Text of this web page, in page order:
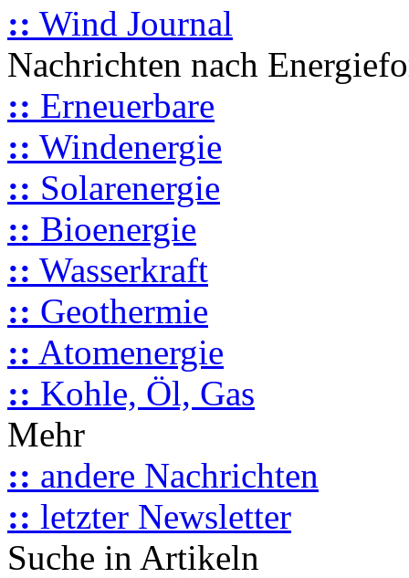
:: Wind Journal
Nachrichten nach
:: Erneuerbare
:: Windenergie
:: Solarenergie
:: Bioenergie
:: Wasserkraft
:: Geothermie
:: Atomenergie
:: Kohle, Öl, Gas
Mehr
:: andere Nachrichten
:: letzter Newsletter
Suche in Artikeln